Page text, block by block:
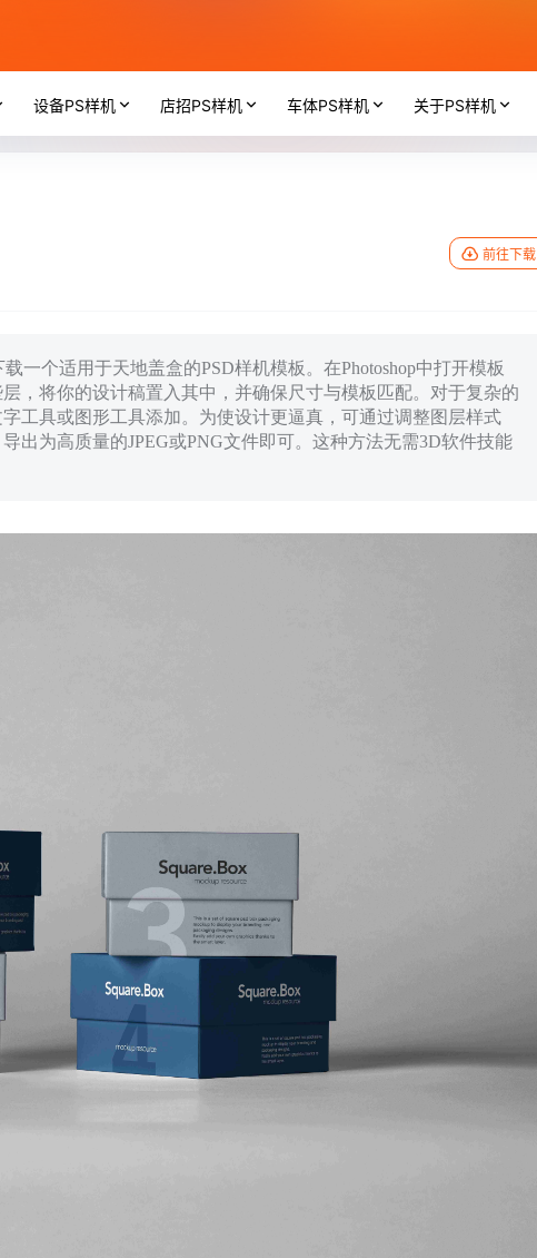
设备PS样机 店招PS样机 车体PS样机 关于PS样机
前往下载
一个适用于天地盖盒的PSD样机模板。在Photoshop中打开模板
，将你的设计稿置入其中，并确保尺寸与模板匹配。对于复杂的
工具或图形工具添加。为使设计更逼真，可通过调整图层样式
出为高质量的JPEG或PNG文件即可。这种方法无需3D软件技能